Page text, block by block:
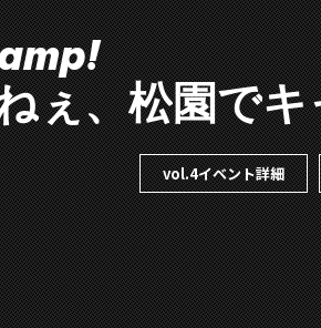
ぇ、松園でキ
vol.4イベント詳細